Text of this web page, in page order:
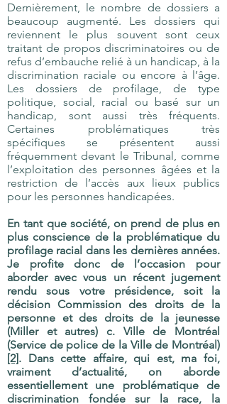
Dernièrement, le nombre de dossiers a
beaucoup augmenté. Les dossiers qui
reviennent le plus souvent sont ceux
traitant de propos discriminatoires ou de
refus d’embauche relié à un handicap, à la
discrimination raciale ou encore à l’âge.
Les dossiers de profilage, de type
politique, social, racial ou basé sur un
handicap, sont aussi très fréquents.
Certaines problématiques très
spécifiques se présentent aussi
fréquemment devant le Tribunal, comme
l’exploitation des personnes âgées et la
restriction de l’accès aux lieux publics
pour les personnes handicapées.
En tant que société, on prend de plus en
plus conscience de la problématique du
profilage racial dans les dernières années.
Je profite donc de l’occasion pour
aborder avec vous un récent jugement
rendu sous votre présidence, soit la
décision Commission des droits de la
personne et des droits de la jeunesse
(Miller et autres) c. Ville de Montréal
(Service de police de la Ville de Montréal)
[2]. Dans cette affaire, qui est, ma foi,
vraiment d’actualité, on aborde
essentiellement une problématique de
discrimination fondée sur la race, la